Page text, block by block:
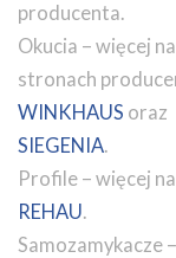
producenta.
Okucia – więcej na
stronach
WINKHAUS oraz
SIEGENIA.
Profile – więcej
REHAU.
Samozamykacze –